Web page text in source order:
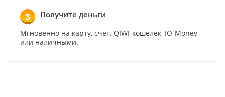
3 Получите деньги
Мгновенно на карту, счет, QIWI-кошелек, Ю-Money
или наличными.